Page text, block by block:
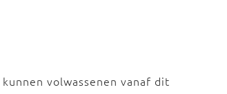
volwassenen vanaf dit